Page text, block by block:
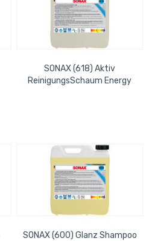
SONAX (618) Aktiv
ReinigungsSchaum Energy
SONAX (600) Glanz Shampoo